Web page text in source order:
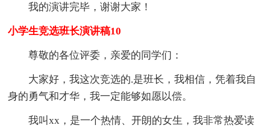
我的演讲完毕，谢谢大家！
小学生竞选班长演讲稿10
尊敬的各位评委，亲爱的同学们：
大家好，我这次竞选的.是班长，我相信，凭着我自
身的勇气和才华，我一定能够如愿以偿。
我叫xx，是一个热情、开朗的女生，我非常热爱读